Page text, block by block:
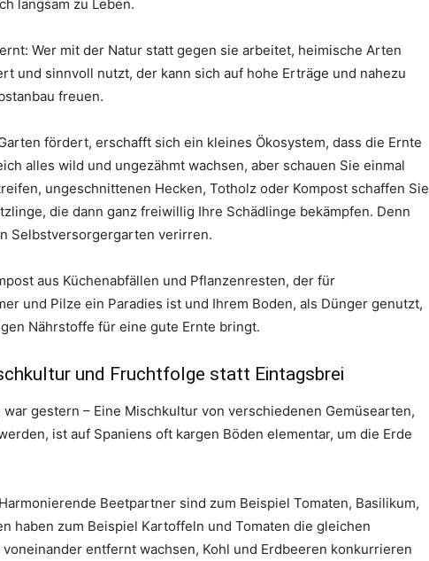
langsam zu Leben.
Wer mit der Natur statt gegen sie arbeitet, heimische Arten
und sinnvoll nutzt, der kann sich auf hohe Erträge und nahezu
freuen.
fördert, erschafft sich ein kleines Ökosystem, dass die Ernte
alles wild und ungezähmt wachsen, aber schauen Sie einmal
ungeschnittenen Hecken, Totholz oder Kompost schaffen Sie
die dann ganz freiwillig Ihre Schädlinge bekämpfen. Denn
Selbstversorgergarten verirren.
aus Küchenabfällen und Pflanzenresten, der für
und Pilze ein Paradies ist und Ihrem Boden, als Dünger genutzt,
Nährstoffe für eine gute Ernte bringt.
und Fruchtfolge statt Eintagsbrei
war gestern – Eine Mischkultur von verschiedenen Gemüsearten,
ist auf Spaniens oft kargen Böden elementar, um die Erde
Beetpartner sind zum Beispiel Tomaten, Basilikum,
haben zum Beispiel Kartoffeln und Tomaten die gleichen
entfernt wachsen, Kohl und Erdbeeren konkurrieren